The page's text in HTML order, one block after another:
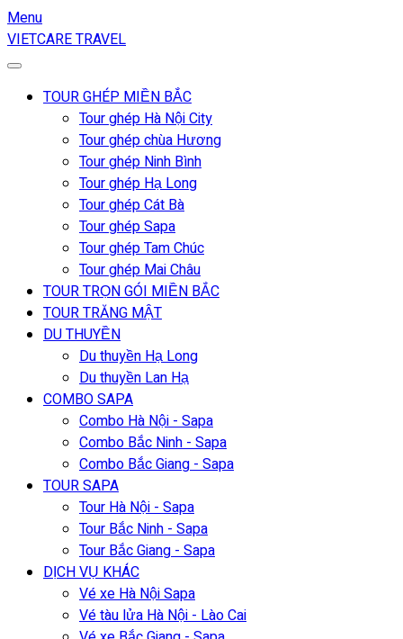
Menu
VIETCARE TRAVEL
TOUR GHÉP MIỀN BẮC
Tour ghép Hà Nội City
Tour ghép chùa Hương
Tour ghép Ninh Bình
Tour ghép Hạ Long
Tour ghép Cát Bà
Tour ghép Sapa
Tour ghép Tam Chúc
Tour ghép Mai Châu
TOUR TRỌN GÓI MIỀN BẮC
TOUR TRĂNG MẬT
DU THUYỀN
Du thuyền Hạ Long
Du thuyền Lan Hạ
COMBO SAPA
Combo Hà Nội - Sapa
Combo Bắc Ninh - Sapa
Combo Bắc Giang - Sapa
TOUR SAPA
Tour Hà Nội - Sapa
Tour Bắc Ninh - Sapa
Tour Bắc Giang - Sapa
DỊCH VỤ KHÁC
Vé xe Hà Nội Sapa
Vé tàu lửa Hà Nội - Lào Cai